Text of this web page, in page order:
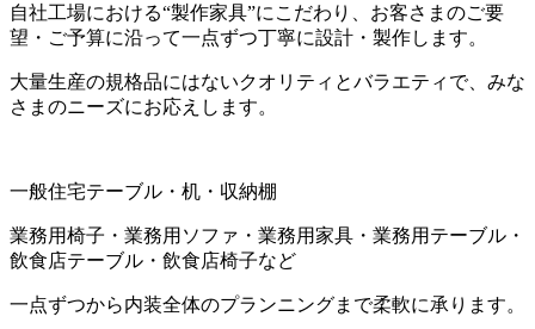
自社工場における“製作家具”にこだわり、お客さまのご要
望・ご予算に沿って一点ずつ丁寧に設計・製作します。
大量生産の規格品にはないクオリティとバラエティで、みな
さまのニーズにお応えします。
一般住宅テーブル・机・収納棚
業務用椅子・業務用ソファ・業務用家具・業務用テーブル・
飲食店テーブル・飲食店椅子など
一点ずつから内装全体のプランニングまで柔軟に承ります。